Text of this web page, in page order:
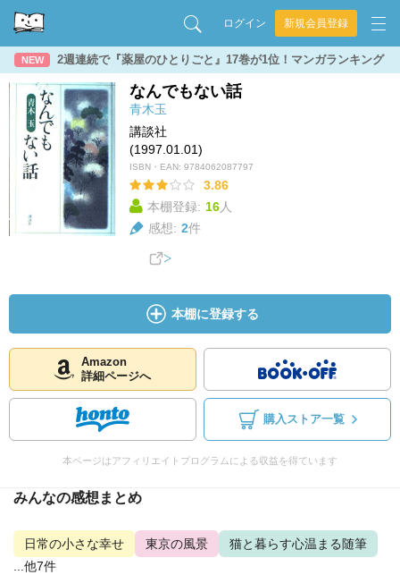
ログイン 新規会員登録
NEW 2週連続で『薬屋のひとりごと』17巻が1位！マンガランキング
なんでもない話
青木玉
講談社
(1997.01.01)
ISBN・EAN: 9784062087797
3.86
本棚登録: 16人
感想: 2件
本棚に登録する
Amazon
詳細ページへ
購入ストア一覧
本ページはアフィリエイトプログラムによる収益を得ています
みんなの感想まとめ
日常の小さな幸せ 東京の風景
猫と暮らす心温まる随筆
...他7件